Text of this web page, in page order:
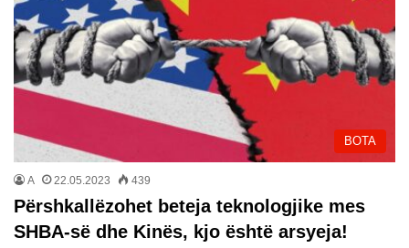
BOTA
A 22.05.2023 439
Përshkallëzohet beteja teknologjike mes
SHBA-së dhe Kinës, kjo është arsyeja!